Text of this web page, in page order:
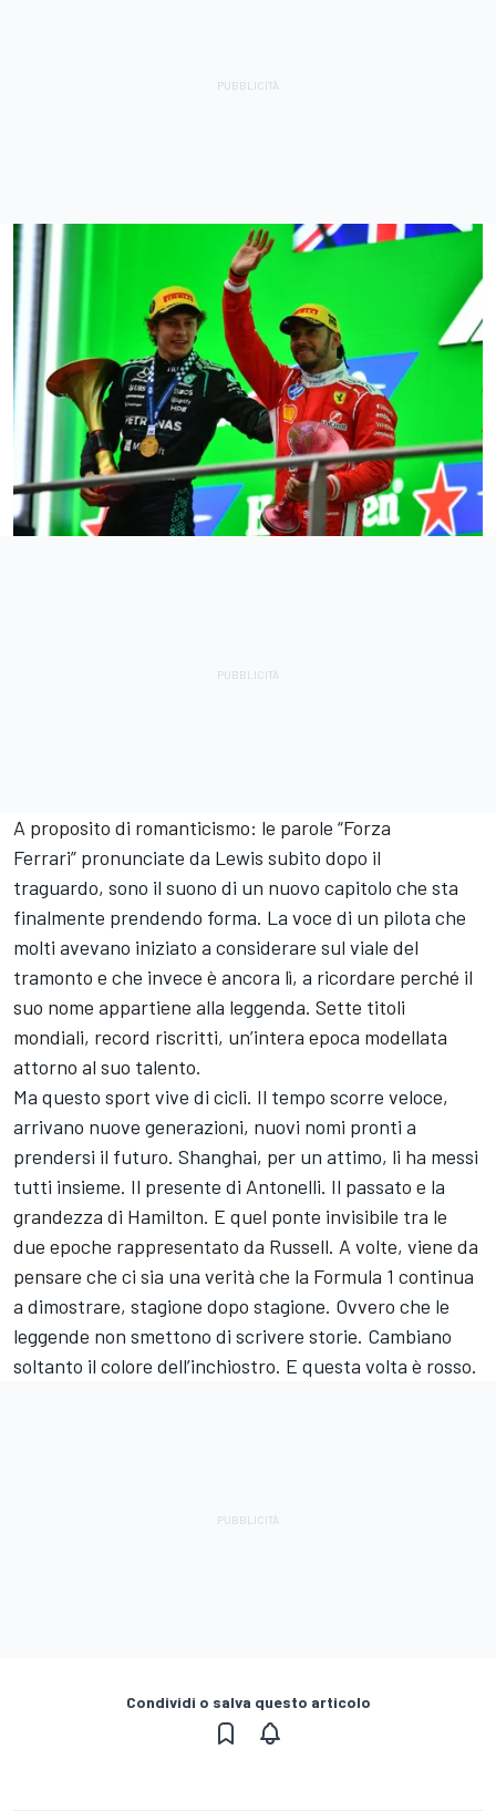
A proposito di romanticismo: le parole “Forza
Ferrari” pronunciate da Lewis subito dopo il
traguardo, sono il suono di un nuovo capitolo che sta
finalmente prendendo forma. La voce di un pilota che
molti avevano iniziato a considerare sul viale del
tramonto e che invece è ancora lì, a ricordare perché il
suo nome appartiene alla leggenda. Sette titoli
mondiali, record riscritti, un’intera epoca modellata
attorno al suo talento.
Ma questo sport vive di cicli. Il tempo scorre veloce,
arrivano nuove generazioni, nuovi nomi pronti a
prendersi il futuro. Shanghai, per un attimo, li ha messi
tutti insieme. Il presente di Antonelli. Il passato e la
grandezza di Hamilton. E quel ponte invisibile tra le
due epoche rappresentato da Russell. A volte, viene da
pensare che ci sia una verità che la Formula 1 continua
a dimostrare, stagione dopo stagione. Ovvero che le
leggende non smettono di scrivere storie. Cambiano
soltanto il colore dell’inchiostro. E questa volta è rosso.
Condividi o salva questo articolo